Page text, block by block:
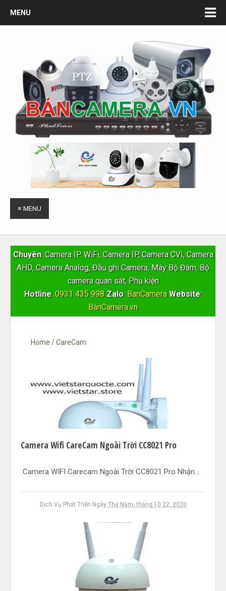
MENU
≡ MENU
Chuyên: Camera IP WiFi, Camera IP, Camera CVI, Camera
AHD, Camera Analog, Đầu ghi Camera, Máy Bộ Đàm, Bộ
camera quan sát, Phụ kiện
Hotline: 0931 435 998 Zalo: BanCameraWebsite:
BánCamera.vn
Home /CareCam
Camera Wifi CareCam Ngoài Trời CC8021 Pro
Camera WIFI Carecam Ngoài Trời CC8021 Pro Nhận...
Dịch Vụ Phát Triển Ngày Thứ Năm, tháng 10 22, 2020